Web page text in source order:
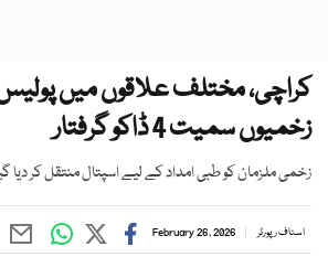
زخمیوں سمیت 4 ڈاکو گرفتار
زخمی ملزمان کو طبی امداد کے لیے اسپتال منتقل کر دیا
اسٹاف رپورٹر February 26, 2026